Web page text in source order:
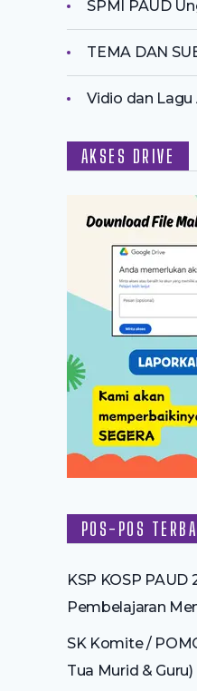
SPMI PAUD
TEMA DAN
Vidio dan Lagu
AKSES DRIVE
POS-POS
KSP KOSP
Pembelajaran
SK Komite /
Tua Murid & Guru)